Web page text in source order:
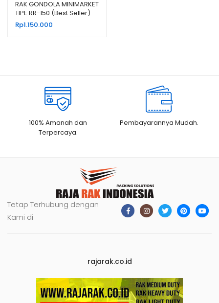
RAK GONDOLA MINIMARKET
TIPE RR-150 (Best Seller)
RAJARAK
Rp1.150.000
100% Amanah dan
Terpercaya.
Pembayarannya Mudah.
Tetap Terhubung dengan
Kami di
rajarak.co.id